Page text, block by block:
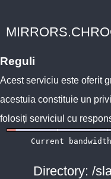
Reguli
Acest serviciu este oferit
acestuia constituie un
folosiți serviciul cu
Directory: /